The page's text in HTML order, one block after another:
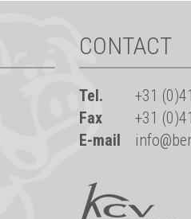
CONTACT
Tel.
+31
Fax
+31
E-mail